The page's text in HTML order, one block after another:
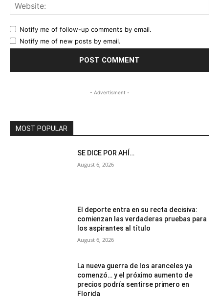
Notify me of follow-up comments by email.
Notify me of new posts by email.
- Advertisment -
MOST POPULAR
SE DICE POR AHÍ…
August 6, 2026
El deporte entra en su recta decisiva:
comienzan las verdaderas pruebas para
los aspirantes al título
August 6, 2026
La nueva guerra de los aranceles ya
comenzó… y el próximo aumento de
precios podría sentirse primero en
Florida